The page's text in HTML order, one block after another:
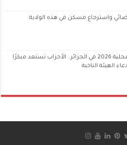
واسترجاع مسكن في هذه الولاية
الانتخابات المحلية 2026 في الجزائر.. الأحزاب تستعد مبكرًا
الهيئة الناخبة